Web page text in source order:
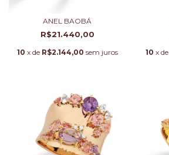
ANEL BAOBÁ
R$21.440,00
10 x de R$2.144,00 sem juros 10 x de